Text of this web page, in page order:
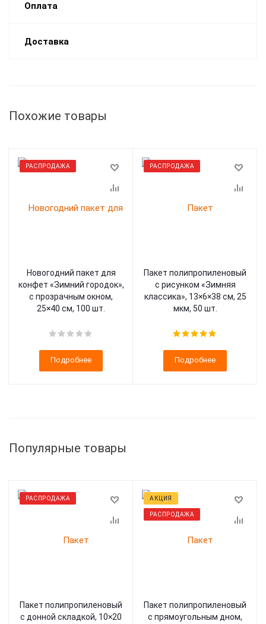
Оплата
Доставка
Похожие товары
РАСПРОДАЖА
Новогодний пакет для
конфет «Зимний городок»,
с прозрачным окном,
25×40 см, 100 шт.
Подробнее
РАСПРОДАЖА
Пакет полипропиленовый
с рисунком «Зимняя
классика», 13×6×38 см, 25
мкм, 50 шт.
Подробнее
Популярные товары
РАСПРОДАЖА
Пакет полипропиленовый
с донной складкой, 10×20
АКЦИЯ
РАСПРОДАЖА
Пакет полипропиленовый
с прямоугольным дном,